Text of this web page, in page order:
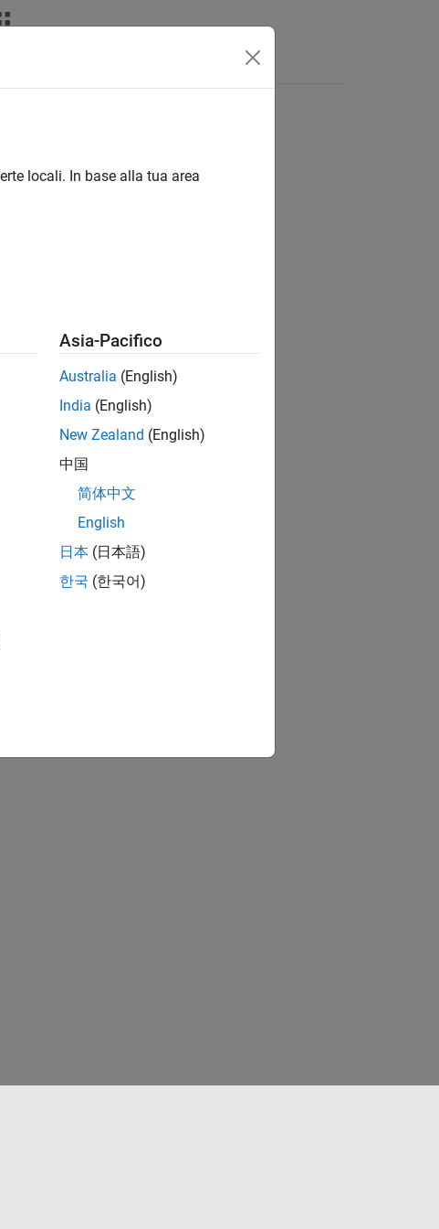
locali. In base alla tua area
Asia-Pacifico
Australia (English)
India (English)
New Zealand (English)
中国
简体中文
English
日本 (日本語)
한국 (한국어)